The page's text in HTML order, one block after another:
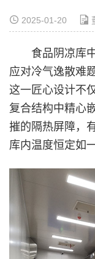
2025-01-20
食品阴凉库中
应对冷气逸散难
这一匠心设计不
复合结构中精心
摧的隔热屏障，
库内温度恒定如一